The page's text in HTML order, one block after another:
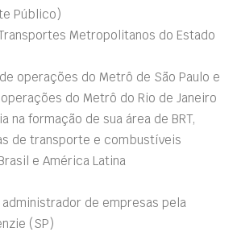
Público)
Metropolitanos do Estado
operações do Metrô de São Paulo e
do Metrô do Rio de Janeiro
na formação de sua área de BRT,
de transporte e combustíveis
e América Latina
de empresas pela
(SP)